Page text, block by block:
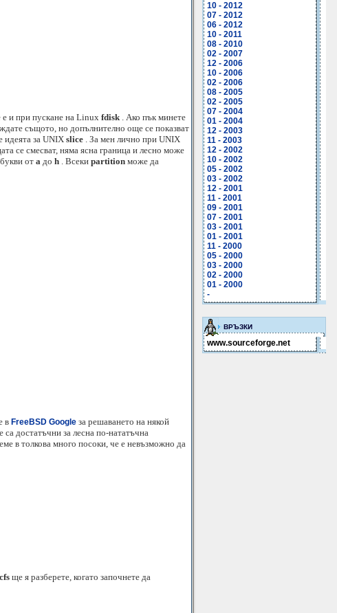
и при пускане на Linux fdisk . Ако пък минете
същото, но допълнително още се показват
идеята за UNIX slice . За мен лично при UNIX
се смесват, няма ясна граница и лесно може
от a до h . Всеки partition може да
в FreeBSD Google за решаването на някой
достатъчни за лесна по-нататъчна
в толкова много посоки, че е невъзможно да
ще я разберете, когато започнете да
10 - 2012
07 - 2012
06 - 2012
10 - 2011
08 - 2010
02 - 2007
12 - 2006
10 - 2006
02 - 2006
08 - 2005
02 - 2005
07 - 2004
01 - 2004
12 - 2003
11 - 2003
12 - 2002
10 - 2002
05 - 2002
03 - 2002
12 - 2001
11 - 2001
09 - 2001
07 - 2001
03 - 2001
01 - 2001
11 - 2000
05 - 2000
03 - 2000
02 - 2000
01 - 2000
-
ВРЪЗКИ
www.sourceforge.net